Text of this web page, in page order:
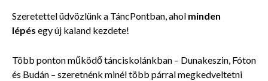
Szeretettel üdvözlünk a TáncPontban, ahol minden
lépés egy új kaland kezdete!
Több ponton működő tánciskolánkban – Dunakeszin, Fóton
és Budán – szeretnénk minél több párral megkedveltetni